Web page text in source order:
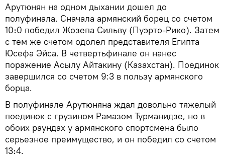
Арутюнян на одном дыхании дошел до
полуфинала. Сначала армянский борец со счетом
10։0 победил Жозепа Сильву (Пуэрто-Рико). Затем
с тем же счетом одолел представителя Египта
Юсефа Эйса. В четвертьфинале он нанес
поражение Асылу Айтакину (Казахстан). Поединок
завершился со счетом 9:3 в пользу армянского
борца.
В полуфинале Арутюняна ждал довольно тяжелый
поединок с грузином Рамазом Турманидзе, но в
обоих раундах у армянского спортсмена было
серьезное преимущество, и он победил со счетом
13։4.